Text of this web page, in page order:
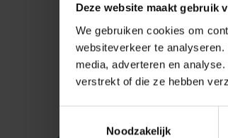
Deze website maakt gebruik
We gebruiken cookies om
websiteverkeer te
media, adverteren en
verstrekt of die ze hebben
Noodzakelijk
locaties.
individueel bij de
leidde tot